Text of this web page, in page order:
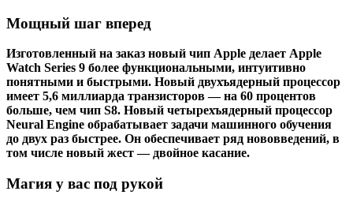
Мощный шаг вперед
Изготовленный на заказ новый чип Apple делает Apple
Watch Series 9 более функциональными, интуитивно
понятными и быстрыми. Новый двухъядерный процессор
имеет 5,6 миллиарда транзисторов — на 60 процентов
больше, чем чип S8. Новый четырехъядерный процессор
Neural Engine обрабатывает задачи машинного обучения
до двух раз быстрее. Он обеспечивает ряд нововведений, в
том числе новый жест — двойное касание.
Магия у вас под рукой